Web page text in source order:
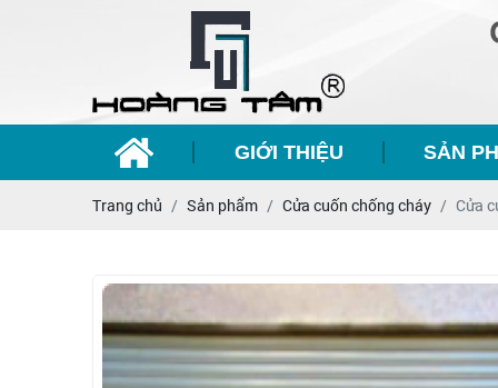
GIỚI THIỆU SẢN
Trang chủ Sản phẩm Cửa cuốn chống cháy Cửa